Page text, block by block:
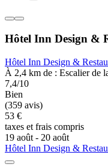
Hôtel Inn Design &
Hôtel Inn Design &
À 2,4 km de : Escalier de
7,4/10
Bien
(359 avis)
53 €
taxes et frais compris
19 août - 20 août
Hôtel Inn Design &